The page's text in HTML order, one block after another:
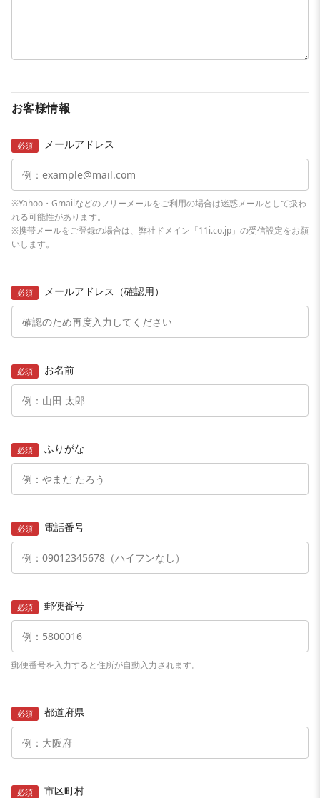
お客様情報
必須 メールアドレス
※Yahoo・Gmailなどのフリーメールをご利用の場合は迷惑メールとして扱わ
れる可能性があります。
※携帯メールをご登録の場合は、弊社ドメイン「11i.co.jp」の受信設定をお願
いします。
必須 メールアドレス（確認用）
必須 お名前
必須 ふりがな
必須 電話番号
必須 郵便番号
郵便番号を入力すると住所が自動入力されます。
必須 都道府県
必須 市区町村